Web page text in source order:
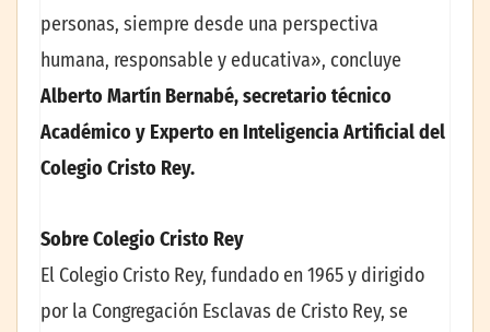
personas, siempre desde una perspectiva
humana, responsable y educativa», concluye
Alberto Martín Bernabé, secretario técnico
Académico y Experto en Inteligencia Artificial del
Colegio Cristo Rey.
Sobre Colegio Cristo Rey
El Colegio Cristo Rey, fundado en 1965 y dirigido
por la Congregación Esclavas de Cristo Rey, se